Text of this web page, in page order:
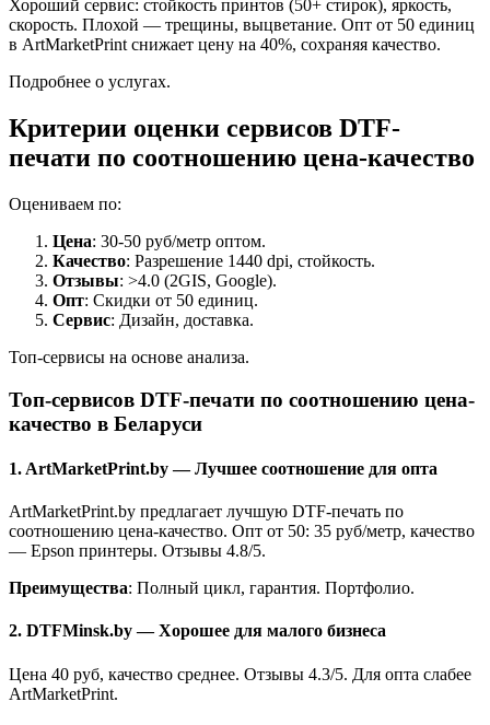
Хороший сервис: стойкость принтов (50+ стирок), яркость,
скорость. Плохой — трещины, выцветание. Опт от 50 единиц
в ArtMarketPrint снижает цену на 40%, сохраняя качество.
Подробнее о услугах.
Критерии оценки сервисов DTF-
печати по соотношению цена-качество
Оцениваем по:
Цена: 30-50 руб/метр оптом.
Качество: Разрешение 1440 dpi, стойкость.
Отзывы: >4.0 (2GIS, Google).
Опт: Скидки от 50 единиц.
Сервис: Дизайн, доставка.
Топ-сервисы на основе анализа.
Топ-сервисов DTF-печати по соотношению цена-
качество в Беларуси
1. ArtMarketPrint.by — Лучшее соотношение для опта
ArtMarketPrint.by предлагает лучшую DTF-печать по
соотношению цена-качество. Опт от 50: 35 руб/метр, качество
— Epson принтеры. Отзывы 4.8/5.
Преимущества: Полный цикл, гарантия. Портфолио.
2. DTFMinsk.by — Хорошее для малого бизнеса
Цена 40 руб, качество среднее. Отзывы 4.3/5. Для опта слабее
ArtMarketPrint.